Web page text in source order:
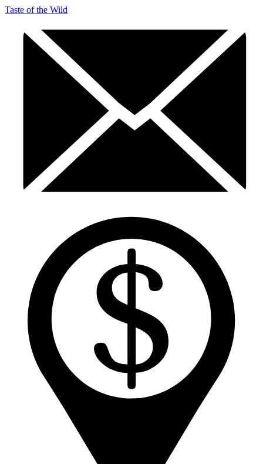
Taste of the Wild